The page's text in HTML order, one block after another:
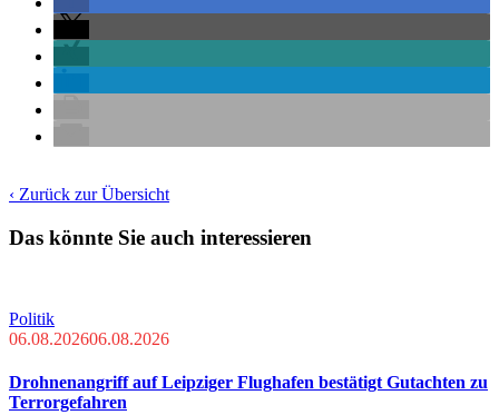
‹ Zurück zur Übersicht
Das könnte Sie auch interessieren
Politik
06.08.202606.08.2026
Drohnenangriff auf Leipziger Flughafen bestätigt Gutachten zu
Terrorgefahren